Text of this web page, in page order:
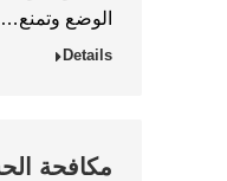
الوضع وتمنع…
Details
مكافحة